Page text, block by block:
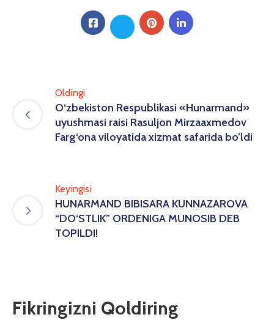
Oldingi
O‘zbekiston Respublikasi «Hunarmand»
uyushmasi raisi Rasuljon Mirzaaxmedov
Farg‘ona viloyatida xizmat safarida bo’ldi
Keyingisi
HUNARMAND BIBISARA KUNNAZAROVA
“DO‘STLIK” ORDENIGA MUNOSIB DEB
TOPILDI!
Fikringizni Qoldiring